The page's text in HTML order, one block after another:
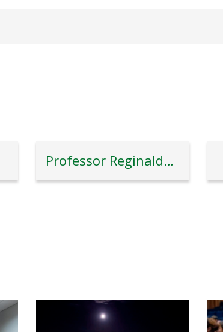
Professor Reginaldo Veras